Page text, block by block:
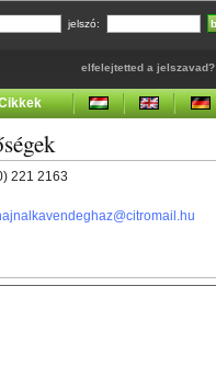
jelszó:
elfelejtetted a jelszavad?
221 2163